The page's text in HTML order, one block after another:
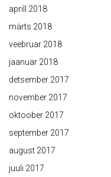
aprill 2018
märts 2018
veebruar 2018
jaanuar 2018
detsember 2017
november 2017
oktoober 2017
september 2017
august 2017
juuli 2017